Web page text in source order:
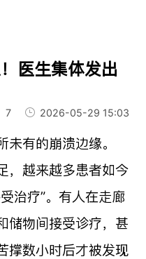
医生集体发出
7 2026-05-29 15:03
有的崩溃边缘。
，越来越多患者如今
治疗”。有人在走廊
储物间接受诊疗，甚
撑数小时后才被发现